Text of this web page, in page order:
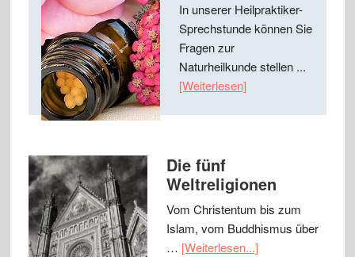
In unserer Heilpraktiker-
Sprechstunde können Sie
Fragen zur
Naturheilkunde stellen ...
[Weiterlesen]
Die fünf
Weltreligionen
Vom Christentum bis zum
Islam, vom Buddhismus über
… [Weiterlesen...]